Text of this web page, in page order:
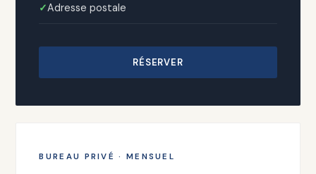
Adresse postale
RÉSERVER
BUREAU PRIVÉ · MENSUEL